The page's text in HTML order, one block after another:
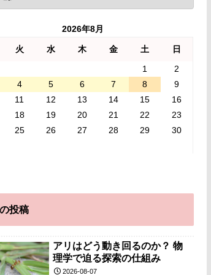
2026年8月
火 水 木 金 土
日
1
2
4 5 6 7 8
9
11 12 13 14 15
16
18 19 20 21 22
23
25 26 27 28 29
30
投稿
アリはどう動き回るのか？ 物
理学で迫る探索の仕組み
2026-08-07